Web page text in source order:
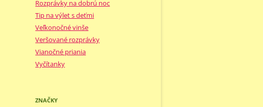
Rozprávky na dobrú noc
Tip na výlet s deťmi
Veľkonočné vinše
Veršované rozprávky
Vianočné priania
Vyčítanky
ZNAČKY